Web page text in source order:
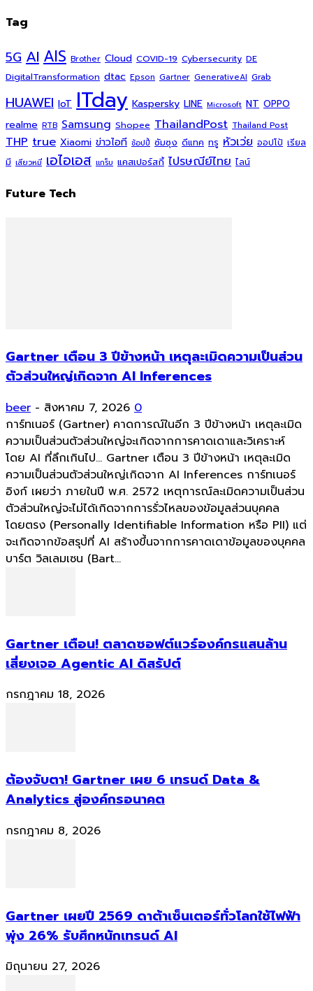
Tag
5G AI AIS Brother Cloud COVID-19 Cybersecurity DE
DigitalTransformation dtac Epson Gartner GenerativeAI Grab
HUAWEI IoT ITday Kaspersky LINE Microsoft NT OPPO
realme RTB Samsung Shopee ThailandPost Thailand Post
THP true Xiaomi ข่าวไอที ช้อปปี้ ซัมซุง ดีแทค ทรู หัวเว่ย ออปโป้ เรียล
มี เสียวหมี่ เอไอเอส แกร็บ แคสเปอร์สกี้ ไปรษณีย์ไทย ไลน์
Future Tech
Gartner เตือน 3 ปีข้างหน้า เหตุละเมิดความเป็นส่วน
ตัวส่วนใหญ่เกิดจาก AI Inferences
beer - สิงหาคม 7, 2026 0
การ์ทเนอร์ (Gartner) คาดการณ์ในอีก 3 ปีข้างหน้า เหตุละเมิด
ความเป็นส่วนตัวส่วนใหญ่จะเกิดจากการคาดเดาและวิเคราะห์
โดย AI ที่ลึกเกินไป... Gartner เตือน 3 ปีข้างหน้า เหตุละเมิด
ความเป็นส่วนตัวส่วนใหญ่เกิดจาก AI Inferences การ์ทเนอร์
อิงก์ เผยว่า ภายในปี พ.ศ. 2572 เหตุการณ์ละเมิดความเป็นส่วน
ตัวส่วนใหญ่จะไม่ได้เกิดจากการรั่วไหลของข้อมูลส่วนบุคคล
โดยตรง (Personally Identifiable Information หรือ PII) แต่
จะเกิดจากข้อสรุปที่ AI สร้างขึ้นจากการคาดเดาข้อมูลของบุคคล
บาร์ต วิลเลมเซน (Bart...
Gartner เตือน! ตลาดซอฟต์แวร์องค์กรแสนล้าน
เสี่ยงเจอ Agentic AI ดิสรัปต์
กรกฎาคม 18, 2026
ต้องจับตา! Gartner เผย 6 เทรนด์ Data &
Analytics สู่องค์กรอนาคต
กรกฎาคม 8, 2026
Gartner เผยปี 2569 ดาต้าเซ็นเตอร์ทั่วโลกใช้ไฟฟ้า
พุ่ง 26% รับศึกหนักเทรนด์ AI
มิถุนายน 27, 2026